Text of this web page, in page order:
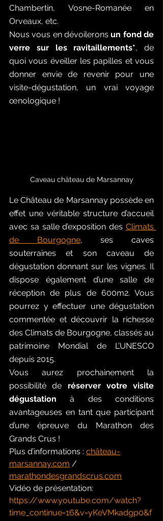
Chambertin, Vosne-Romanée en
Orveaux, etc.
Nous vous en dévoilerons un fond de
verre sur les ravitaillements*, de
quoi vous éveiller les papilles et vous
donner envie de revenir pour une
visite-dégustation, un vrai voyage
œnologique !
Caveau château de Marsannay
Le Château de Marsannay possède en
effet une véritable structure d’accueil
avec sa salle d’exposition des Climats
de Bourgogne, ses caves
souterraines et son caveau de
dégustation donnant sur les vignes. Il
dispose également d’une salle de
réception de plus de 600m2. Vous
pourrez y effectuer une dégustation
commentée et découvrir la richesse
des Climats de Bourgogne, classés au
patrimoine Mondial de L’UNESCO
depuis 2015.
Vous aurez prochainement la
possibilité de réserver votre visite
dégustation à des conditions
avantageuses en tant que participant
d’une épreuve du Marathon des
Grands Crus !
Plus d’informations : château-
marsannay.com /
marathondesgrandscrus.com
Vidéo de présentation:
https://www.youtube.com/watch?
time_continue=16&v=yKeVMkadgp0&f